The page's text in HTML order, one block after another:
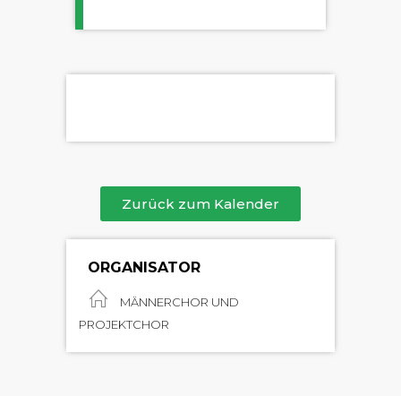
Zurück zum Kalender
ORGANISATOR
MÄNNERCHOR UND
PROJEKTCHOR